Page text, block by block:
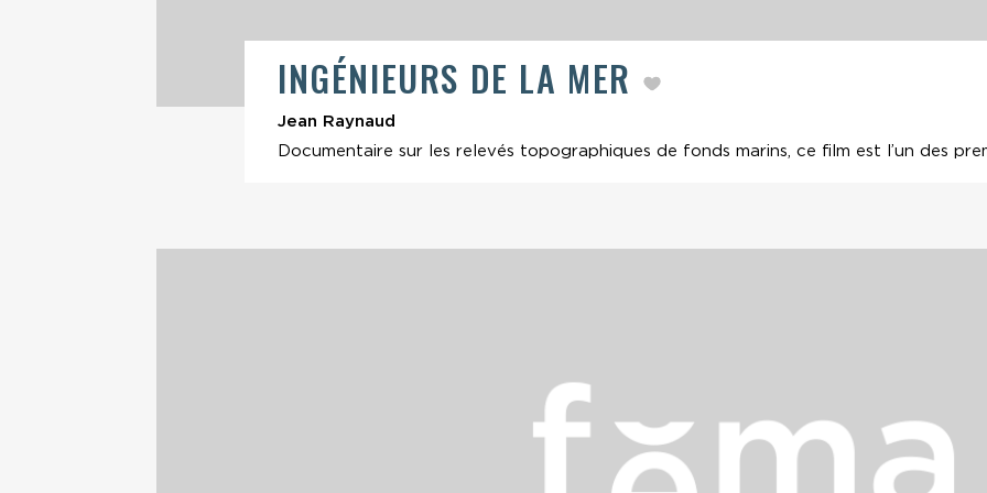
INGÉNIEURS DE LA MER
Jean Raynaud
Documentaire sur les relevés topographiques de fonds marins, ce film est l’un des